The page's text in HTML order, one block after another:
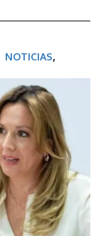
NOTICIAS,